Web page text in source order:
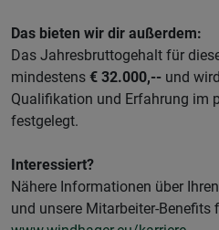
Das bieten wir dir außerdem:
Das Jahresbruttogehalt für
mindestens € 32.000,-- und
Qualifikation und Erfahrung im
festgelegt.
Interessiert?
Nähere Informationen über
und unsere Mitarbeiter-Benefits